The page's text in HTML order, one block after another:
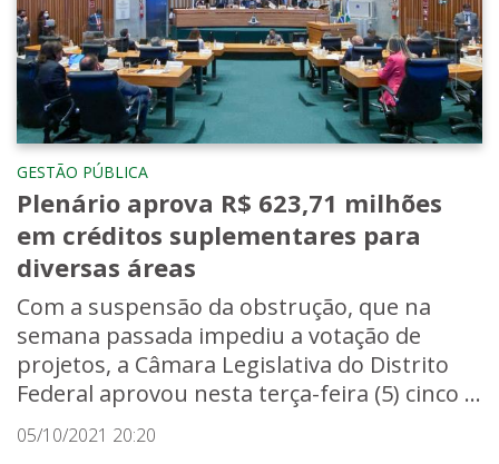
GESTÃO PÚBLICA
Plenário aprova R$ 623,71 milhões
em créditos suplementares para
diversas áreas
Com a suspensão da obstrução, que na
semana passada impediu a votação de
projetos, a Câmara Legislativa do Distrito
Federal aprovou nesta terça-feira (5) cinco ...
05/10/2021 20:20